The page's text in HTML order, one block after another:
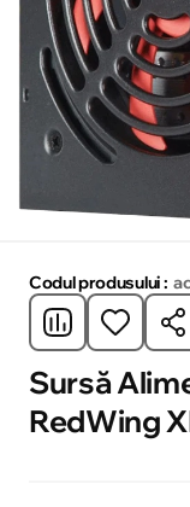
Codul produsului :
Sursă
RedWing